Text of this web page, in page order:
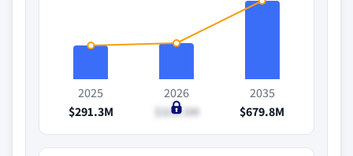
2025
$291.3M
2026
$312.5M
2035
$679.8M